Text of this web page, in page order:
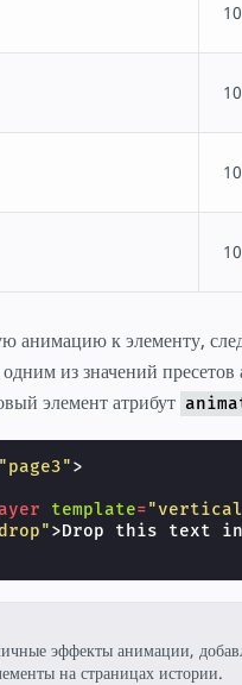
анимацию к элементу,
одним из значений
элемент атрибут
"page3">
template=
>Drop this text
эффекты анимации,
на страницах истории.